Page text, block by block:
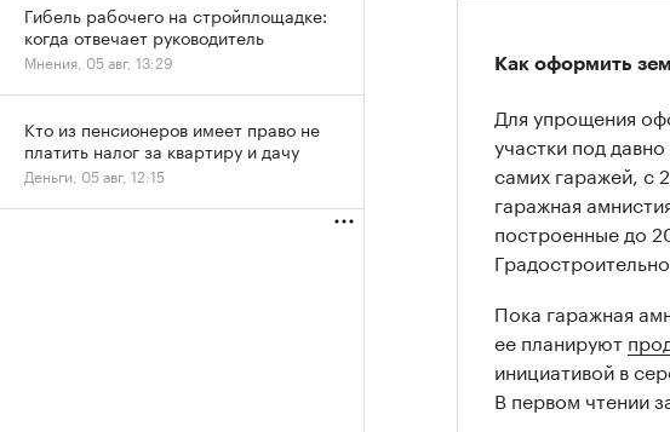
Как оформить
Для упрощения
участки под
самих гаражей, с
гаражная
построенные до
Пока гаражная
ее планируют
инициативой в
В первом чтении
Гибель рабочего на стройплощадке:
когда отвечает руководитель
Мнения, 05 авг, 13:29
Кто из пенсионеров имеет право не
платить налог за квартиру и дачу
Деньги, 05 авг, 12:15